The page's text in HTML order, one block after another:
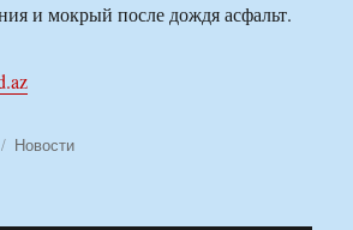
и мокрый после дождя асфальт.
Рубрики
Новости